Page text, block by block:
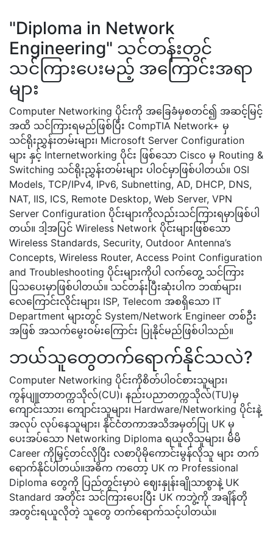
"Diploma in Network
Engineering" သင်တန်းတွင်
သင်ကြားပေးမည့် အကြောင်းအရာ
များ
Computer Networking ပိုင်းကို အခြေခံမှစတင်၍ အဆင့်မြင့်
အထိ သင်ကြားရမည်ဖြစ်ပြီး CompTIA Network+ မှ
သင်ရိုးညွှန်းတမ်းများ၊ Microsoft Server Configuration
များ နှင့် Internetworking ပိုင်း ဖြစ်သော Cisco မှ Routing &
Switching သင်ရိုးညွှန်းတမ်းများ ပါဝင်မှာဖြစ်ပါတယ်။ OSI
Models, TCP/IPv4, IPv6, Subnetting, AD, DHCP, DNS,
NAT, IIS, ICS, Remote Desktop, Web Server, VPN
Server Configuration ပိုင်းများကိုလည်းသင်ကြားရမှာဖြစ်ပါ
တယ်။ ဒါ့အပြင် Wireless Network ပိုင်းများဖြစ်သော
Wireless Standards, Security, Outdoor Antenna’s
Concepts, Wireless Router, Access Point Configuration
and Troubleshooting ပိုင်းများကိုပါ လက်တွေ့ သင်ကြား
ပြသပေးမှာဖြစ်ပါတယ်။ သင်တန်းပြီးဆုံးပါက ဘဏ်များ၊
လေကြောင်းလိုင်းများ၊ ISP, Telecom အစရှိသော IT
Department များတွင် System/Network Engineer တစ်ဦး
အဖြစ် အသက်မွေးဝမ်းကြောင်း ပြုနိုင်မည်ဖြစ်ပါသည်။
ဘယ်သူတွေတက်ရောက်နိုင်သလဲ?
Computer Networking ပိုင်းကိုစိတ်ပါဝင်စားသူများ၊
ကွန်ပျူတာတက္ကသိုလ်(CU)၊ နည်းပညာတက္ကသိုလ်(TU)မှ
ကျောင်းသား၊ ကျောင်းသူများ၊ Hardware/Networking ပိုင်းနဲ့
အလုပ် လုပ်နေသူများ၊ နိုင်ငံတကာအသိအမှတ်ပြု UK မှ
ပေးအပ်သော Networking Diploma ရယူလိုသူများ၊ မိမိ
Career ကိုမြှင့်တင်လိုပြီး လစာပိုမိုကောင်းမွန်လိုသူ များ တက်
ရောက်နိုင်ပါတယ်။အဓိက ကတော့ UK က Professional
Diploma တွေကို ပြည်တွင်းမှာပဲ ဈေးနှုန်းချိုသာစွာနဲ့ UK
Standard အတိုင်း သင်ကြားပေးပြီး UK ကဘွဲ့ကို အချိန်တို
အတွင်းရယူလိုတဲ့ သူတွေ တက်ရောက်သင့်ပါတယ်။